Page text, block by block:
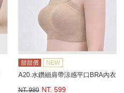
甜甜價 NEW
A20.水鑽細肩帶涼感平口BRA內衣
NT. 980 NT. 599